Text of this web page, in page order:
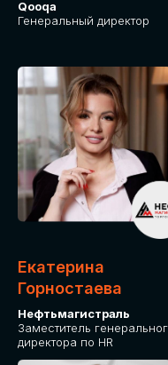
Qooqa
Генеральный директор
Екатерина
Горностаева
Нефтьмагистраль
Заместитель
директора по HR
Приглашаем стать
TECH FORUM и
решения целевой
рады сотрудничеству!
СТАНЬТЕ
ПОДАТЬ
IT Solutions for Business